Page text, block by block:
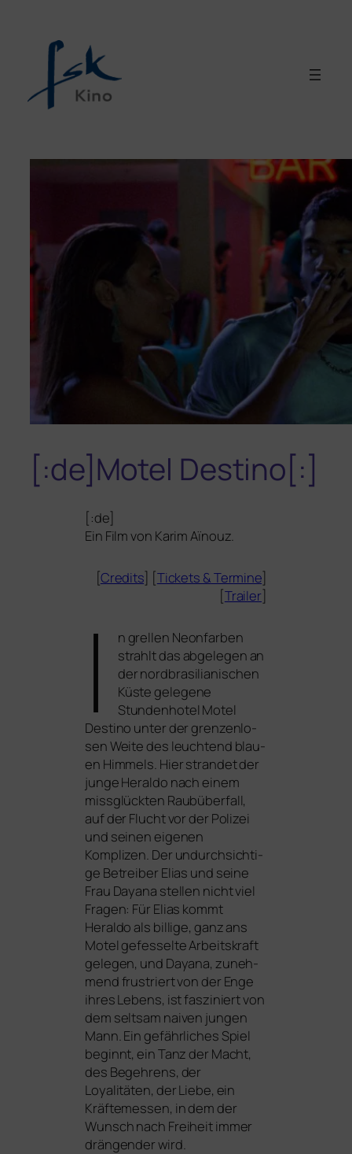
[:de]Motel Destino[:]
[:de]
Ein Film von Karim Aïnouz.
[Credits] [Tickets &Termine]
[Trailer]
I
n grel­len Neonfarben
strahlt das abge­le­gen an
der nord­bra­si­lia­ni­schen
Küste gele­ge­ne
Stundenhotel Motel
Destino unter der gren­zen­lo­
sen Weite des leuch­tend blau­
en Himmels. Hier stran­det der
jun­ge Heraldo nach einem
miss­glück­ten Raubüberfall,
auf der Flucht vor der Polizei
und sei­nen eige­nen
Komplizen. Der undurch­sich­ti­
ge Betreiber Elias und sei­ne
Frau Dayana stel­len nicht viel
Fragen: Für Elias kommt
Heraldo als bil­li­ge, ganz ans
Motel gefes­sel­te Arbeitskraft
gele­gen, und Dayana, zuneh­
mend frus­triert von der Enge
ihres Lebens, ist fas­zi­niert von
dem selt­sam nai­ven jun­gen
Mann. Ein gefähr­li­ches Spiel
beginnt, ein Tanz der Macht,
des Begehrens, der
Loyalitäten, der Liebe, ein
Kräftemessen, in dem der
Wunsch nach Freiheit immer
drän­gen­der wird.